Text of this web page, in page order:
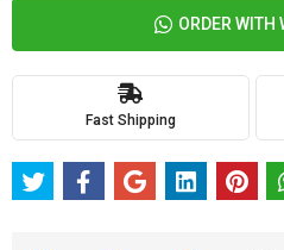
ORDER WITH
Fast Shipping